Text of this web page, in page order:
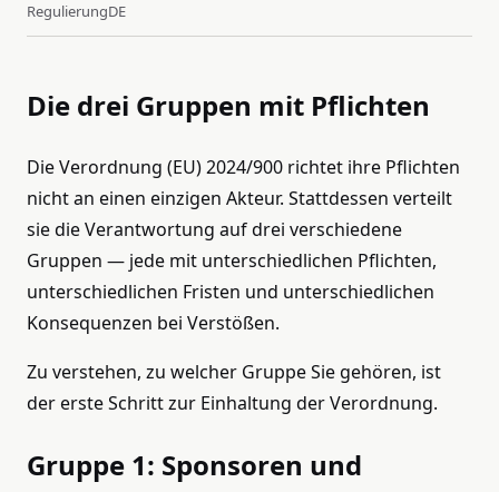
RegulierungDE
Die drei Gruppen mit Pflichten
Die Verordnung (EU) 2024/900 richtet ihre Pflichten
nicht an einen einzigen Akteur. Stattdessen verteilt
sie die Verantwortung auf drei verschiedene
Gruppen — jede mit unterschiedlichen Pflichten,
unterschiedlichen Fristen und unterschiedlichen
Konsequenzen bei Verstößen.
Zu verstehen, zu welcher Gruppe Sie gehören, ist
der erste Schritt zur Einhaltung der Verordnung.
Gruppe 1: Sponsoren und